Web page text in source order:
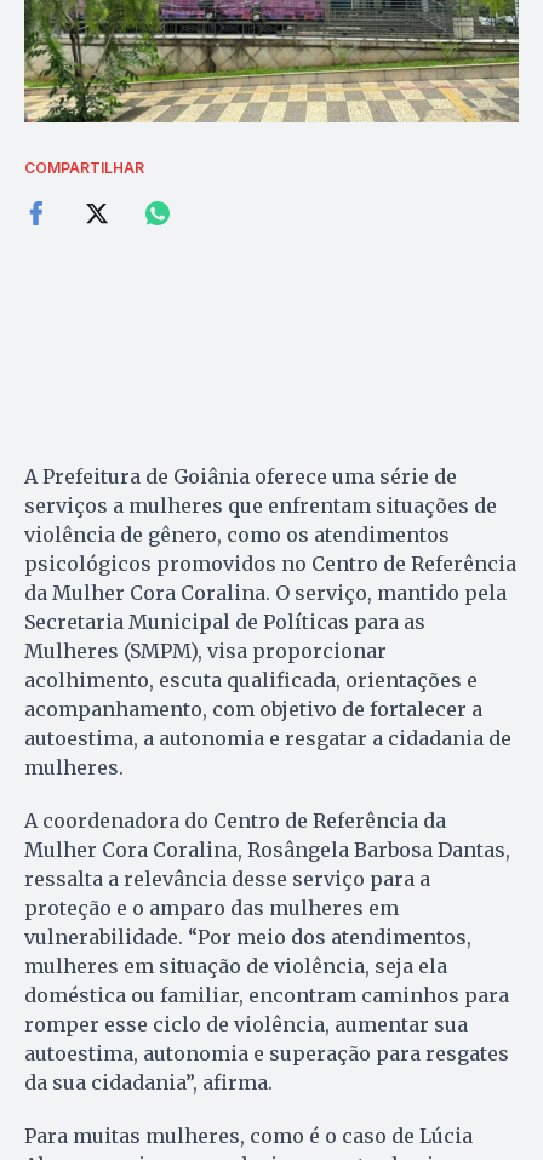
COMPARTILHAR
A Prefeitura de Goiânia oferece uma série de
serviços a mulheres que enfrentam situações de
violência de gênero, como os atendimentos
psicológicos promovidos no Centro de Referência
da Mulher Cora Coralina. O serviço, mantido pela
Secretaria Municipal de Políticas para as
Mulheres (SMPM), visa proporcionar
acolhimento, escuta qualificada, orientações e
acompanhamento, com objetivo de fortalecer a
autoestima, a autonomia e resgatar a cidadania de
mulheres.
A coordenadora do Centro de Referência da
Mulher Cora Coralina, Rosângela Barbosa Dantas,
ressalta a relevância desse serviço para a
proteção e o amparo das mulheres em
vulnerabilidade. “Por meio dos atendimentos,
mulheres em situação de violência, seja ela
doméstica ou familiar, encontram caminhos para
romper esse ciclo de violência, aumentar sua
autoestima, autonomia e superação para resgates
da sua cidadania”, afirma.
Para muitas mulheres, como é o caso de Lúcia